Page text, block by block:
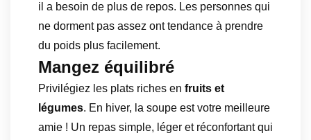
il a besoin de plus de repos. Les personnes qui
ne dorment pas assez ont tendance à prendre
du poids plus facilement.
Mangez équilibré
Privilégiez les plats riches en fruits et
légumes. En hiver, la soupe est votre meilleure
amie ! Un repas simple, léger et réconfortant qui